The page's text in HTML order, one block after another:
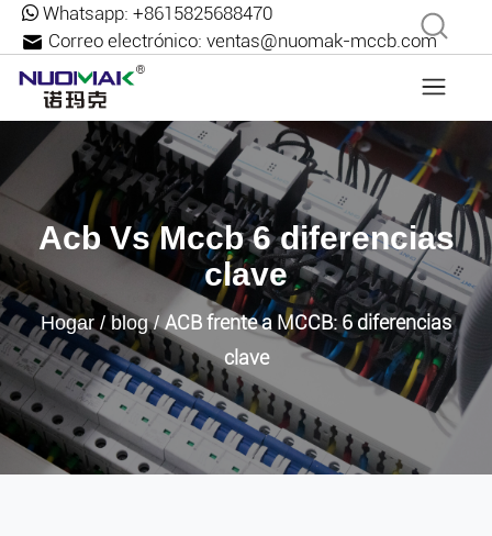
Whatsapp: +8615825688470
Correo electrónico: ventas@nuomak-mccb.com
Acb Vs Mccb 6 diferencias
clave
Hogar/ blog/ACB frente a MCCB: 6 diferencias
clave